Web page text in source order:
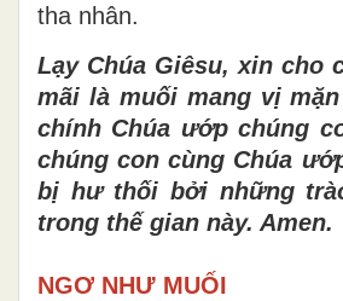
tha nhân.
Lạy Chúa Giêsu, xin cho
mãi là muối mang vị
chính Chúa ướp chúng
chúng con cùng Chúa
bị hư thối bởi những
trong thế gian này. Amen.
NGƠ NHƯ MUỐI